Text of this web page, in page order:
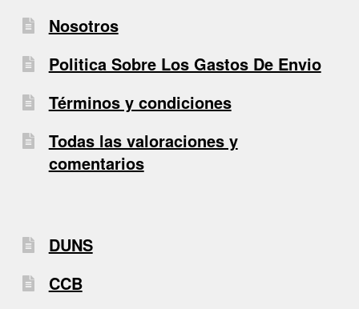
Nosotros
Politica Sobre Los Gastos De Envio
Términos y condiciones
Todas las valoraciones y
comentarios
DUNS
CCB